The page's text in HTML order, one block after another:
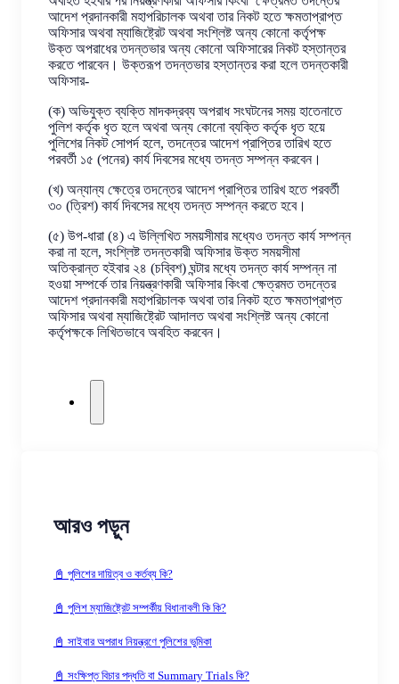
আদেশ প্রদানকারী মহাপরিচালক অথবা তার নিকট হতে ক্ষমতাপ্রাপ্ত
অফিসার অথবা ম্যাজিষ্ট্রেট অথবা সংশ্লিষ্ট অন্য কোনো কর্তৃপক্ষ
উক্ত অপরাধের তদন্তভার অন্য কোনো অফিসারের নিকট হস্তান্তর
করতে পারবেন। উক্তরূপ তদন্তভার হস্তান্তর করা হলে তদন্তকারী
অফিসার-
(ক) অভিযুক্ত ব্যক্তি মাদকদ্রব্য অপরাধ সংঘটনের সময় হাতেনাতে
পুলিশ কর্তৃক ধৃত হলে অথবা অন্য কোনো ব্যক্তি কর্তৃক ধৃত হয়ে
পুলিশের নিকট সোপর্দ হলে, তদন্তের আদেশ প্রাপ্তির তারিখ হতে
পরবর্তী ১৫ (পনের) কার্য দিবসের মধ্যে তদন্ত সম্পন্ন করবেন।
(খ) অন্যান্য ক্ষেত্রে তদন্তের আদেশ প্রাপ্তির তারিখ হতে পরবর্তী
৩০ (ত্রিশ) কার্য দিবসের মধ্যে তদন্ত সম্পন্ন করতে হবে।
(৫) উপ-ধারা (৪) এ উল্লিখিত সময়সীমার মধ্যেও তদন্ত কার্য সম্পন্ন
করা না হলে, সংশ্লিষ্ট তদন্তকারী অফিসার উক্ত সময়সীমা
অতিক্রান্ত হইবার ২৪ (চব্বিশ) ঘন্টার মধ্যে তদন্ত কার্য সম্পন্ন না
হওয়া সম্পর্কে তার নিয়ন্ত্রণকারী অফিসার কিংবা ক্ষেত্রমত তদন্তের
আদেশ প্রদানকারী মহাপরিচালক অথবা তার নিকট হতে ক্ষমতাপ্রাপ্ত
অফিসার অথবা ম্যাজিষ্ট্রেট আদালত অথবা সংশ্লিষ্ট অন্য কোনো
কর্তৃপক্ষকে লিখিতভাবে অবহিত করবেন।
আরও পড়ুন
📓 পুলিশের দায়িত্ব ও কর্তব্য কি?
📓 পুলিশ ম্যাজিষ্ট্রেট সম্পর্কীয় বিধানাবলী কি কি?
📓 সাইবার অপরাধ নিয়ন্ত্রণে পুলিশের ভুমিকা
📓 সংক্ষিপ্ত বিচার পদ্ধতি বা Summary Trials কি?